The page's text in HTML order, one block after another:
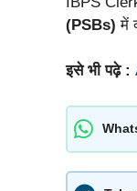
(PSBs) में
इसे भी पढ़े :